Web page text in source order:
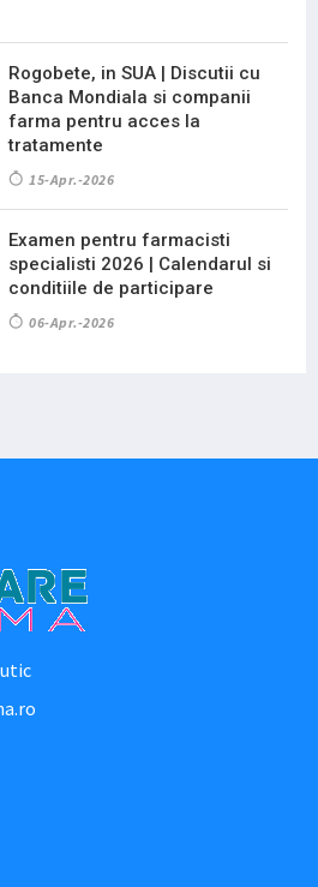
Rogobete, in SUA | Discutii cu
Banca Mondiala si companii
farma pentru acces la
tratamente
15-Apr.-2026
Examen pentru farmacisti
specialisti 2026 | Calendarul si
conditiile de participare
06-Apr.-2026